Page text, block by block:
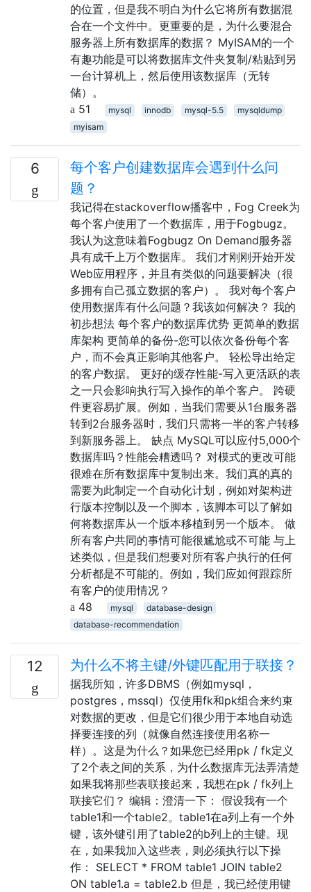
的位置，但是我不明白为什么它将所有数据混
合在一个文件中。更重要的是，为什么要混合
服务器上所有数据库的数据？ MyISAM的一个
有趣功能是可以将数据库文件夹复制/粘贴到另
一台计算机上，然后使用该数据库（无转
储）。
51
mysql innodb mysql-5.5
mysqldump
myisam
6
每个客户创建数据库会遇到什么问
题？
我记得在stackoverflow播客中，Fog Creek为
每个客户使用了一个数据库，用于Fogbugz。
我认为这意味着Fogbugz On Demand服务器
具有成千上万个数据库。 我们才刚刚开始开发
Web应用程序，并且有类似的问题要解决（很
多拥有自己孤立数据的客户）。 我对每个客户
使用数据库有什么问题？我该如何解决？ 我的
初步想法 每个客户的数据库优势 更简单的数据
库架构 更简单的备份-您可以依次备份每个客
户，而不会真正影响其他客户。 轻松导出给定
的客户数据。 更好的缓存性能-写入更活跃的表
之一只会影响执行写入操作的单个客户。 跨硬
件更容易扩展。例如，当我们需要从1台服务器
转到2台服务器时，我们只需将一半的客户转移
到新服务器上。 缺点 MySQL可以应付5,000个
数据库吗？性能会糟透吗？ 对模式的更改可能
很难在所有数据库中复制出来。我们真的真的
需要为此制定一个自动化计划，例如对架构进
行版本控制以及一个脚本，该脚本可以了解如
何将数据库从一个版本移植到另一个版本。 做
所有客户共同的事情可能很尴尬或不可能 与上
述类似，但是我们想要对所有客户执行的任何
分析都是不可能的。例如，我们应如何跟踪所
有客户的使用情况？
48
mysql
database-design
database-recommendation
12 为什么不将主键/外键匹配用于联接？
据我所知，许多DBMS（例如mysql，
postgres，mssql）仅使用fk和pk组合来约束
对数据的更改，但是它们很少用于本地自动选
择要连接的列（就像自然连接使用名称一
样）。这是为什么？如果您已经用pk / fk定义
了2个表之间的关系，为什么数据库无法弄清楚
如果我将那些表联接起来，我想在pk / fk列上
联接它们？ 编辑：澄清一下： 假设我有一个
table1和一个table2。table1在a列上有一个外
键，该外键引用了table2的b列上的主键。现
在，如果我加入这些表，则必须执行以下操
作： SELECT * FROM table1 JOIN table2
ON table1.a = table2.b 但是，我已经使用键